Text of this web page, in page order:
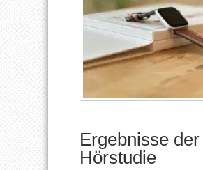
Ergebnisse
Hörstudie